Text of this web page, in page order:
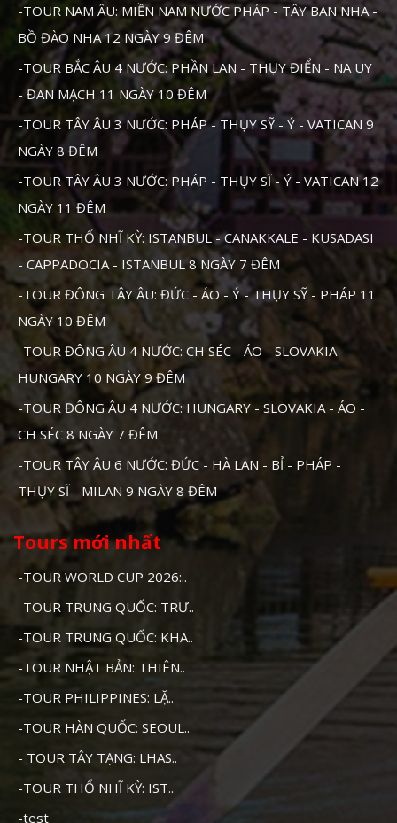
-TOUR NAM ÂU: MIỀN NAM NƯỚC PHÁP - TÂY BAN NHA -
BỒ ĐÀO NHA 12 NGÀY 9 ĐÊM
-TOUR BẮC ÂU 4 NƯỚC: PHẦN LAN - THỤY ĐIỂN - NA UY
- ĐAN MẠCH 11 NGÀY 10 ĐÊM
-TOUR TÂY ÂU 3 NƯỚC: PHÁP - THỤY SỸ - Ý - VATICAN 9
NGÀY 8 ĐÊM
-TOUR TÂY ÂU 3 NƯỚC: PHÁP - THỤY SĨ - Ý - VATICAN 12
NGÀY 11 ĐÊM
-TOUR THỔ NHĨ KỲ: ISTANBUL - CANAKKALE - KUSADASI
- CAPPADOCIA - ISTANBUL 8 NGÀY 7 ĐÊM
-TOUR ĐÔNG TÂY ÂU: ĐỨC - ÁO - Ý - THỤY SỸ - PHÁP 11
NGÀY 10 ĐÊM
-TOUR ĐÔNG ÂU 4 NƯỚC: CH SÉC - ÁO - SLOVAKIA -
HUNGARY 10 NGÀY 9 ĐÊM
-TOUR ĐÔNG ÂU 4 NƯỚC: HUNGARY - SLOVAKIA - ÁO -
CH SÉC 8 NGÀY 7 ĐÊM
-TOUR TÂY ÂU 6 NƯỚC: ĐỨC - HÀ LAN - BỈ - PHÁP -
THỤY SĨ - MILAN 9 NGÀY 8 ĐÊM
Tours mới nhất
-TOUR WORLD CUP 2026:..
-TOUR TRUNG QUỐC: TRƯ..
-TOUR TRUNG QUỐC: KHA..
-TOUR NHẬT BẢN: THIÊN..
-TOUR PHILIPPINES: LẶ..
-TOUR HÀN QUỐC: SEOUL..
- TOUR TÂY TẠNG: LHAS..
-TOUR THỔ NHĨ KỲ: IST..
-test